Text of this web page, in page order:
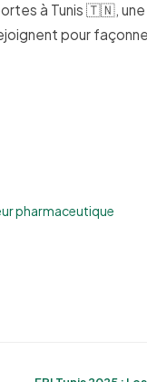
à Tunis 🇹🇳,
pour
pharmaceutique